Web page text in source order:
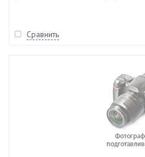
Сравнить